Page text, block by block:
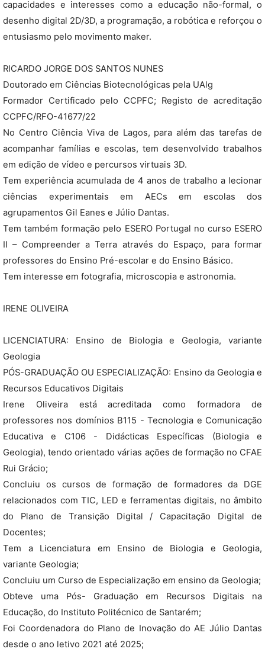
capacidades e interesses como a educação não-formal, o
desenho digital 2D/3D, a programação, a robótica e reforçou o
entusiasmo pelo movimento maker.
RICARDO JORGE DOS SANTOS NUNES
Doutorado em Ciências Biotecnológicas pela UAlg
Formador Certificado pelo CCPFC; Registo de acreditação
CCPFC/RFO-41677/22
No Centro Ciência Viva de Lagos, para além das tarefas de
acompanhar famílias e escolas, tem desenvolvido trabalhos
em edição de vídeo e percursos virtuais 3D.
Tem experiência acumulada de 4 anos de trabalho a lecionar
ciências experimentais em AECs em escolas dos
agrupamentos Gil Eanes e Júlio Dantas.
Tem também formação pelo ESERO Portugal no curso ESERO
II – Compreender a Terra através do Espaço, para formar
professores do Ensino Pré-escolar e do Ensino Básico.
Tem interesse em fotografia, microscopia e astronomia.
IRENE OLIVEIRA
LICENCIATURA: Ensino de Biologia e Geologia, variante
Geologia
PÓS-GRADUAÇÃO OU ESPECIALIZAÇÃO: Ensino da Geologia e
Recursos Educativos Digitais
Irene Oliveira está acreditada como formadora de
professores nos domínios B115 - Tecnologia e Comunicação
Educativa e C106 - Didácticas Específicas (Biologia e
Geologia), tendo orientado várias ações de formação no CFAE
Rui Grácio;
Concluiu os cursos de formação de formadores da DGE
relacionados com TIC, LED e ferramentas digitais, no âmbito
do Plano de Transição Digital / Capacitação Digital de
Docentes;
Tem a Licenciatura em Ensino de Biologia e Geologia,
variante Geologia;
Concluiu um Curso de Especialização em ensino da Geologia;
Obteve uma Pós- Graduação em Recursos Digitais na
Educação, do Instituto Politécnico de Santarém;
Foi Coordenadora do Plano de Inovação do AE Júlio Dantas
desde o ano letivo 2021 até 2025;